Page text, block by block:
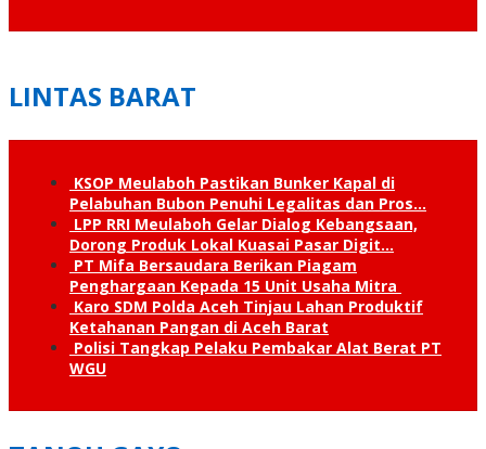
LINTAS BARAT
KSOP Meulaboh Pastikan Bunker Kapal di
Pelabuhan Bubon Penuhi Legalitas dan Pros…
LPP RRI Meulaboh Gelar Dialog Kebangsaan,
Dorong Produk Lokal Kuasai Pasar Digit…
PT Mifa Bersaudara Berikan Piagam
Penghargaan Kepada 15 Unit Usaha Mitra
Karo SDM Polda Aceh Tinjau Lahan Produktif
Ketahanan Pangan di Aceh Barat
Polisi Tangkap Pelaku Pembakar Alat Berat PT
WGU